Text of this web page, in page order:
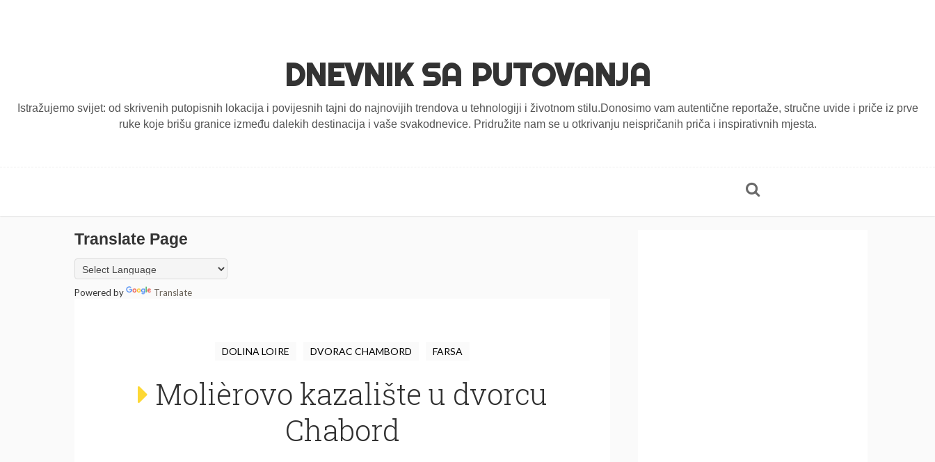
DNEVNIK SA PUTOVANJA
Istražujemo svijet: od skrivenih putopisnih lokacija i povijesnih tajni do najnovijih trendova u tehnologiji i životnom stilu.Donosimo vam autentične reportaže, stručne uvide i priče iz prve
ruke koje brišu granice između dalekih destinacija i vaše svakodnevice. Pridružite nam se u otkrivanju neispričanih priča i inspirativnih mjesta.
Translate Page
Powered by Translate
DOLINA LOIRE DVORAC CHAMBORD FARSA
Molièrovo kazalište u dvorcu
Chabord